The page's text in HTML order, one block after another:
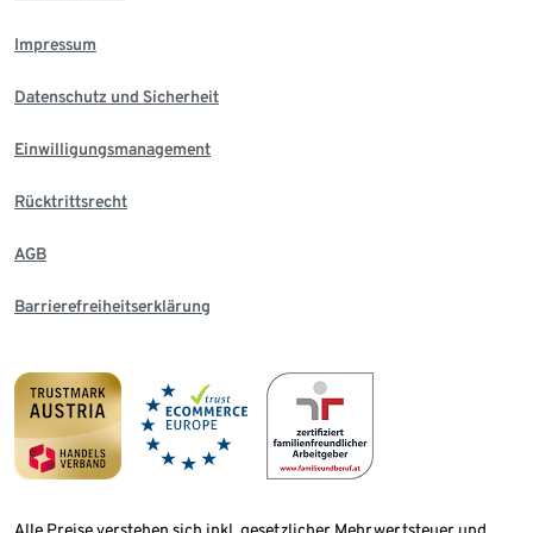
Impressum
Datenschutz und Sicherheit
Einwilligungsmanagement
Rücktrittsrecht
AGB
Barrierefreiheitserklärung
Alle Preise verstehen sich inkl. gesetzlicher Mehrwertsteuer und